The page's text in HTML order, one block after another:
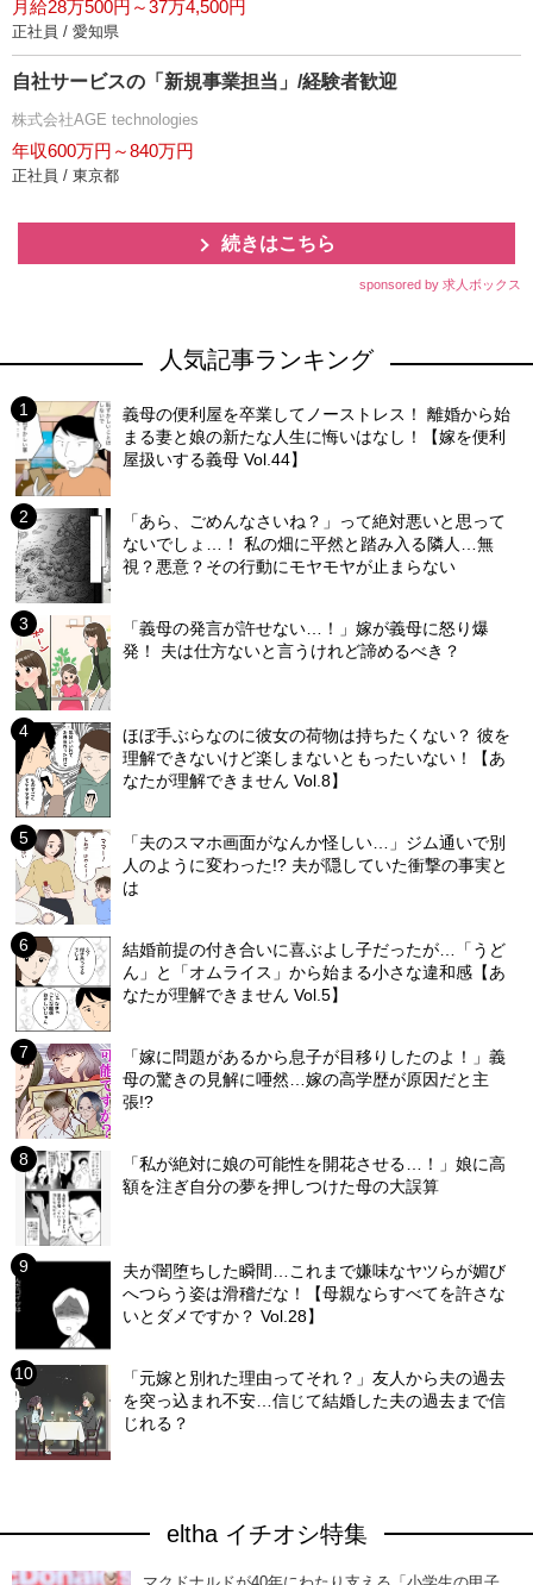
月給28万500円～37万4,500円
正社員 / 愛知県
自社サービスの「新規事業担当」/経験者歓迎
株式会社AGE technologies
年収600万円～840万円
正社員 / 東京都
続きはこちら
sponsored by 求人ボックス
人気記事ランキング
義母の便利屋を卒業してノーストレス！ 離婚から始
まる妻と娘の新たな人生に悔いはなし！【嫁を便利
屋扱いする義母 Vol.44】
「あら、ごめんなさいね？」って絶対悪いと思って
ないでしょ…！ 私の畑に平然と踏み入る隣人…無
視？悪意？その行動にモヤモヤが止まらない
「義母の発言が許せない…！」嫁が義母に怒り爆
発！ 夫は仕方ないと言うけれど諦めるべき？
ほぼ手ぶらなのに彼女の荷物は持ちたくない？ 彼を
理解できないけど楽しまないともったいない！【あ
なたが理解できません Vol.8】
「夫のスマホ画面がなんか怪しい…」ジム通いで別
人のように変わった!? 夫が隠していた衝撃の事実と
は
結婚前提の付き合いに喜ぶよし子だったが…「うど
ん」と「オムライス」から始まる小さな違和感【あ
なたが理解できません Vol.5】
「嫁に問題があるから息子が目移りしたのよ！」義
母の驚きの見解に唖然…嫁の高学歴が原因だと主
張!?
「私が絶対に娘の可能性を開花させる…！」娘に高
額を注ぎ自分の夢を押しつけた母の大誤算
夫が闇堕ちした瞬間…これまで嫌味なヤツらが媚び
へつらう姿は滑稽だな！【母親ならすべてを許さな
いとダメですか？ Vol.28】
「元嫁と別れた理由ってそれ？」友人から夫の過去
を突っ込まれ不安…信じて結婚した夫の過去まで信
じれる？
eltha イチオシ特集